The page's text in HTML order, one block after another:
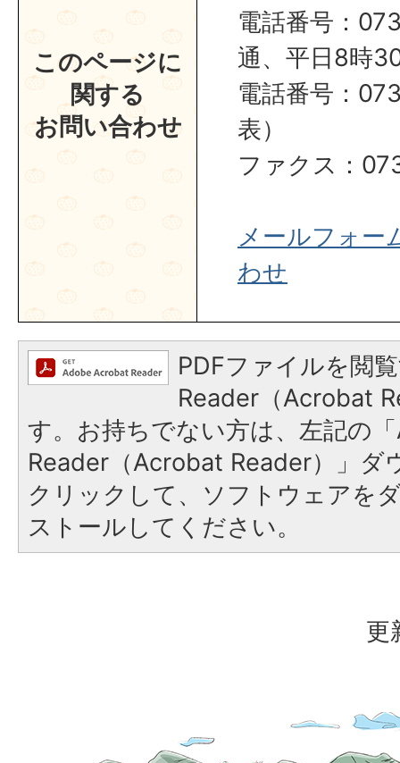
このページに
関する
お問い合わせ
電話番号：
通、平日8時
電話番号：
表）
ファクス：
メールフォー
わせ
PDFファイルを閲
Reader（Acrobat
す。お持ちでない方は、左記の
Reader（Acrobat Reader）」ダ
クリックして、ソフトウェアを
ストールしてください。
更